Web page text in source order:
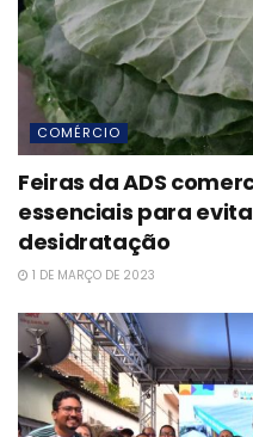
COMÉRCIO
Feiras da ADS
essenciais para
desidratação
1 DE MARÇO DE 2023